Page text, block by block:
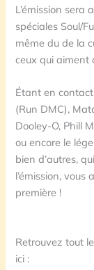
L’émission
spéciales Soul/
même du de la
ceux qui aiment
Étant en
(Run DMC),
Dooley-O, Phill
ou encore le
bien d’autres,
l’émission,
première !
Retrouvez tout
ici :